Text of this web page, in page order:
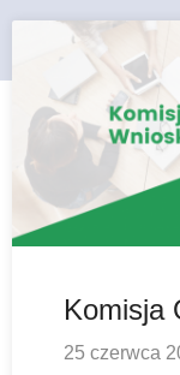
Komisja
25 czerwca